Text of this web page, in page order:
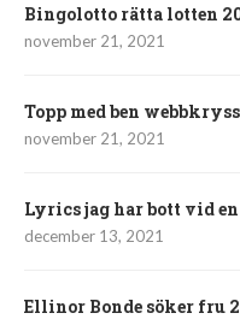
Bingolotto rätta lotten
november 21, 2021
Topp med ben webbkryss
november 21, 2021
Lyrics jag har bott vid
december 13, 2021
Ellinor Bonde söker fru